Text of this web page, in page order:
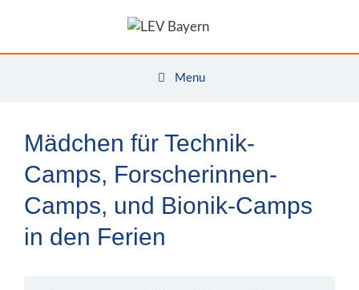
Menu
Mädchen für Technik-
Camps, Forscherinnen-
Camps, und Bionik-Camps
in den Ferien